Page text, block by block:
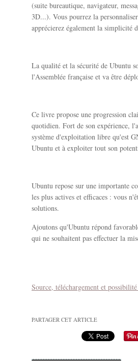
(suite bureautique, navigateur,
3D...). Vous pourrez la
apprécierez également la simplicité
La qualité et la sécurité de Ubuntu
l'Assemblée française et va être
Ce livre propose une progression
quotidien. Fort de son expérience,
système d'exploitation libre qu'est
Ubuntu et à exploiter tout son
Ubuntu repose sur une importante
les plus actives et efficaces : vous
solutions.
Ajoutons qu'Ubuntu répond
qui ne souhaitent pas effectuer la
Source, téléchargement et
PARTAGER CET ARTICLE